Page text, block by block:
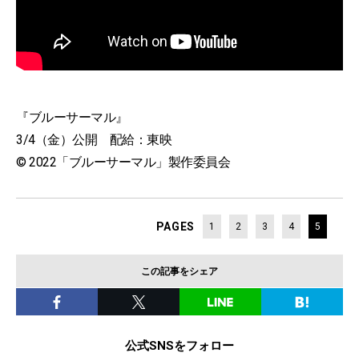
『ブルーサーマル』
3/4（金）公開 配給：東映
© 2022「ブルーサーマル」製作委員会
PAGES 1 2 3 4 5
この記事をシェア
公式SNSをフォロー